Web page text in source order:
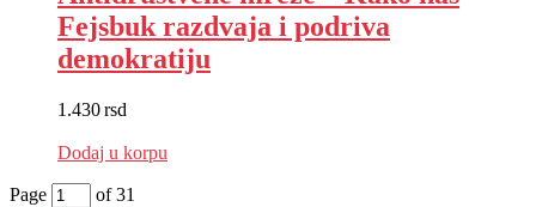
Fejsbuk razdvaja i podriva
demokratiju
1.430rsd
Dodaj u korpu
Page
of 31